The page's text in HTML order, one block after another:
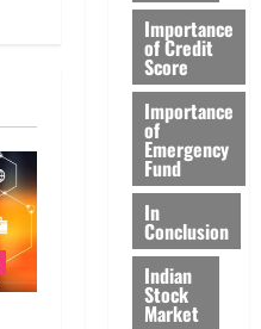
Importance
of Credit
Score
Importance
of
Emergency
Fund
In
Conclusion
Indian
Stock
Market